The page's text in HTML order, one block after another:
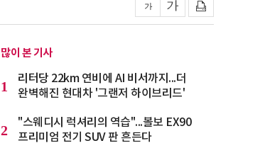
많이 본 기사
1
리터당 22km 연비에 AI 비서까지...더
완벽해진 현대차 '그랜저 하이브리드'
2
"스웨디시 럭셔리의 역습"...볼보 EX90
프리미엄 전기 SUV 판 흔든다